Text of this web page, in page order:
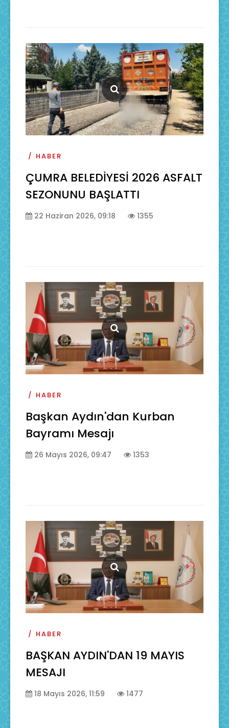
HABER
ÇUMRA BELEDİYESİ 2026 ASFALT
SEZONUNU BAŞLATTI
22 Haziran 2026, 09:18 1355
HABER
Başkan Aydın'dan Kurban
Bayramı Mesajı
26 Mayıs 2026, 09:47 1353
HABER
BAŞKAN AYDIN'DAN 19 MAYIS
MESAJI
18 Mayıs 2026, 11:59 1477